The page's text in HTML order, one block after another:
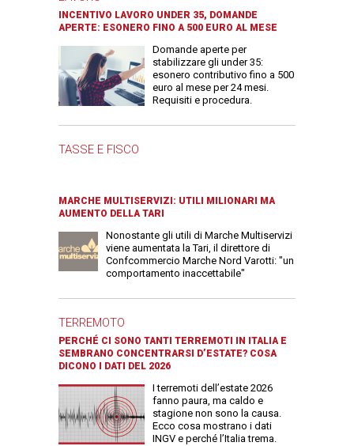
INCENTIVO LAVORO UNDER 35, DOMANDE
APERTE: ESONERO FINO A 500 EURO AL MESE
Domande aperte per
stabilizzare gli under 35:
esonero contributivo fino a 500
euro al mese per 24 mesi.
Requisiti e procedura.
TASSE E FISCO
MARCHE MULTISERVIZI: UTILI MILIONARI MA
AUMENTO DELLA TARI
Nonostante gli utili di Marche Multiservizi
viene aumentata la Tari, il direttore di
Confcommercio Marche Nord Varotti: "un
comportamento inaccettabile"
TERREMOTO
PERCHÉ CI SONO TANTI TERREMOTI IN ITALIA E
SEMBRANO CONCENTRARSI D’ESTATE? COSA
DICONO I DATI DEL 2026
I terremoti dell’estate 2026
fanno paura, ma caldo e
stagione non sono la causa.
Ecco cosa mostrano i dati
INGV e perché l’Italia trema.